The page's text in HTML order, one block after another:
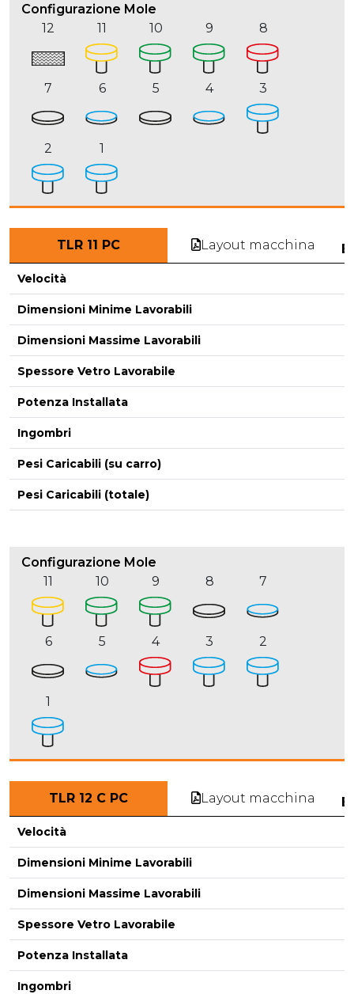
Configurazione Mole
12
11 10 9 8
7 6 5 4 3
2 1
TLR 11 PC Layout macchina
Velocità
Dimensioni Minime Lavorabili
Dimensioni Massime Lavorabili
Spessore Vetro Lavorabile
Potenza Installata
Ingombri
Pesi Caricabili (su carro)
Pesi Caricabili (totale)
Configurazione Mole
11
10 9 8 7
6 5 4 3 2
1
TLR 12 C PC Layout macchina
Velocità
Dimensioni Minime Lavorabili
Dimensioni Massime Lavorabili
Spessore Vetro Lavorabile
Potenza Installata
Ingombri